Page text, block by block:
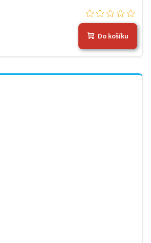
Do košíku